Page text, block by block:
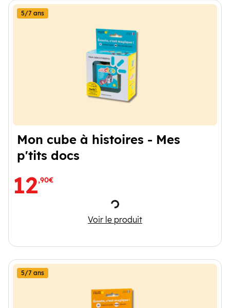
Mon cube à histoires - Mes
p'tits docs
5/7 ans
12,90€
Chargement
Voir le produitMon cube à histoires - Mes
5/7 ans